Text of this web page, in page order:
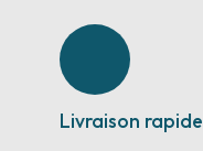
Livraison rapide